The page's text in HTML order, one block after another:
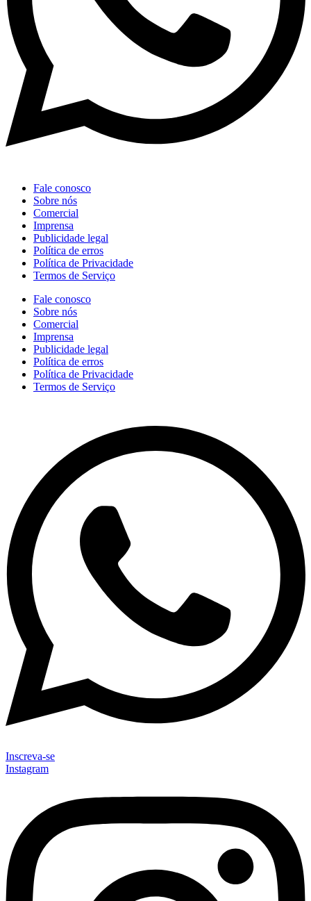
Fale conosco
Sobre nós
Comercial
Imprensa
Publicidade legal
Política de erros
Política de Privacidade
Termos de Serviço
Fale conosco
Sobre nós
Comercial
Imprensa
Publicidade legal
Política de erros
Política de Privacidade
Termos de Serviço
Inscreva-se
Instagram